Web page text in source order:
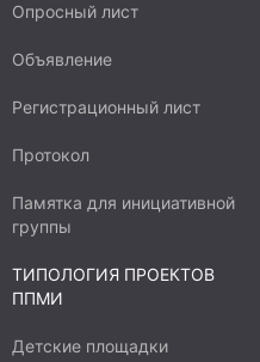
Опросный лист
Объявление
Регистрационный лист
Протокол
Памятка для инициативной
группы
ТИПОЛОГИЯ ПРОЕКТОВ
ППМИ
Детские площадки